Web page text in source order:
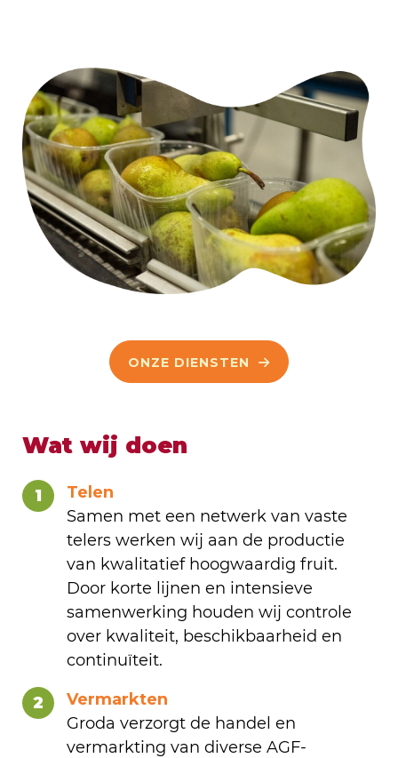
ONZE DIENSTEN
Wat wij doen
1
Telen
Samen met een netwerk van vaste
telers werken wij aan de productie
van kwalitatief hoogwaardig fruit.
Door korte lijnen en intensieve
samenwerking houden wij controle
over kwaliteit, beschikbaarheid en
continuïteit.
2
Vermarkten
Groda verzorgt de handel en
vermarkting van diverse AGF-